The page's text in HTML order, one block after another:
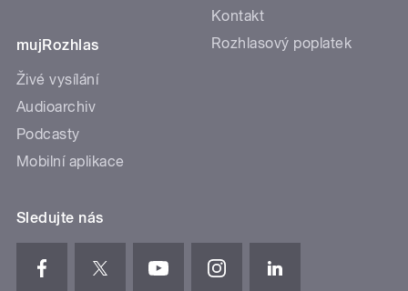
mujRozhlas
Živé vysílání
Audioarchiv
Podcasty
Mobilní aplikace
Kontakt
Rozhlasový poplatek
Sledujte nás